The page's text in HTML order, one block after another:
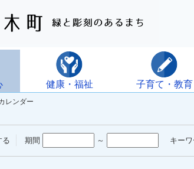
健康・福祉 子育て・教育
レンダー
る 期間 ～ キー